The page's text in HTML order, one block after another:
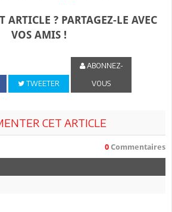
ARTICLE ? PARTAGEZ-LE AVEC
VOS AMIS !
TWEETER
ABONNEZ-
VOUS
CET ARTICLE
0 Commentaires